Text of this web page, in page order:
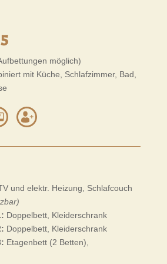
möglich)
mit Küche, Schlafzimmer, Bad,
und elektr. Heizung, Schlafcouch
Doppelbett, Kleiderschrank
Doppelbett, Kleiderschrank
Etagenbett (2 Betten),